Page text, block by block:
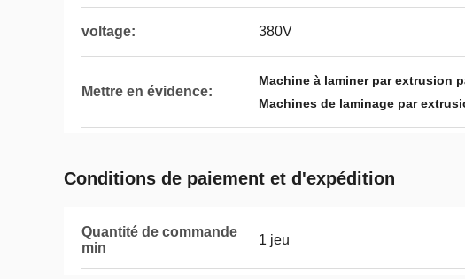
voltage: 380V
Mettre en évidence:
Machine à laminer par extrusion
Machines de laminage par
Conditions de paiement et d'expédition
Quantité de commande
min
1 jeu